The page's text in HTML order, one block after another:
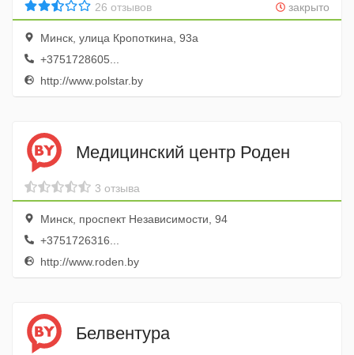
закрыто
26 отзывов
Минск, улица Кропоткина, 93а
+3751728605...
http://www.polstar.by
Медицинский центр Роден
3 отзыва
Минск, проспект Независимости, 94
+3751726316...
http://www.roden.by
Белвентура